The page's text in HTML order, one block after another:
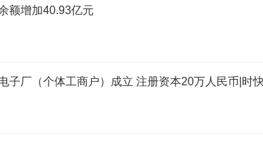
额增加40.93亿元
子厂（个体工商户）成立 注册资本20万人民币|时